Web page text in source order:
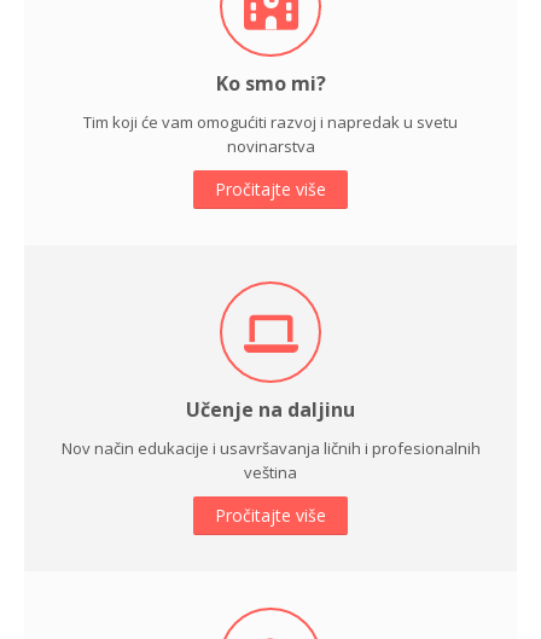
Ko smo mi?
Tim koji će vam omogućiti razvoj i napredak u svetu
novinarstva
Pročitajte više
Učenje na daljinu
Nov način edukacije i usavršavanja ličnih i profesionalnih
veština
Pročitajte više